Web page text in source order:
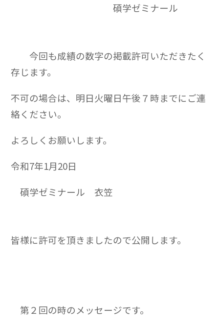
碩学ゼミナール
今回も成績の数字の掲載許可いただきたく
存じます。
不可の場合は、明日火曜日午後７時までにご連
絡ください。
よろしくお願いします。
令和7年1月20日
碩学ゼミナール 衣笠
皆様に許可を頂きましたので公開します。
第２回の時のメッセージです。